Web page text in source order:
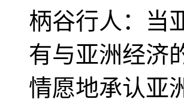
柄谷行人：当
有与亚洲经济
情愿地承认亚